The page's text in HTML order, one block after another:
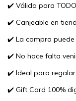
✔️ Válida para
✔️ Canjeable en
✔️ La compra puede
✔️ No hace falta
✔️ Ideal para
✔️ Gift Card 100%